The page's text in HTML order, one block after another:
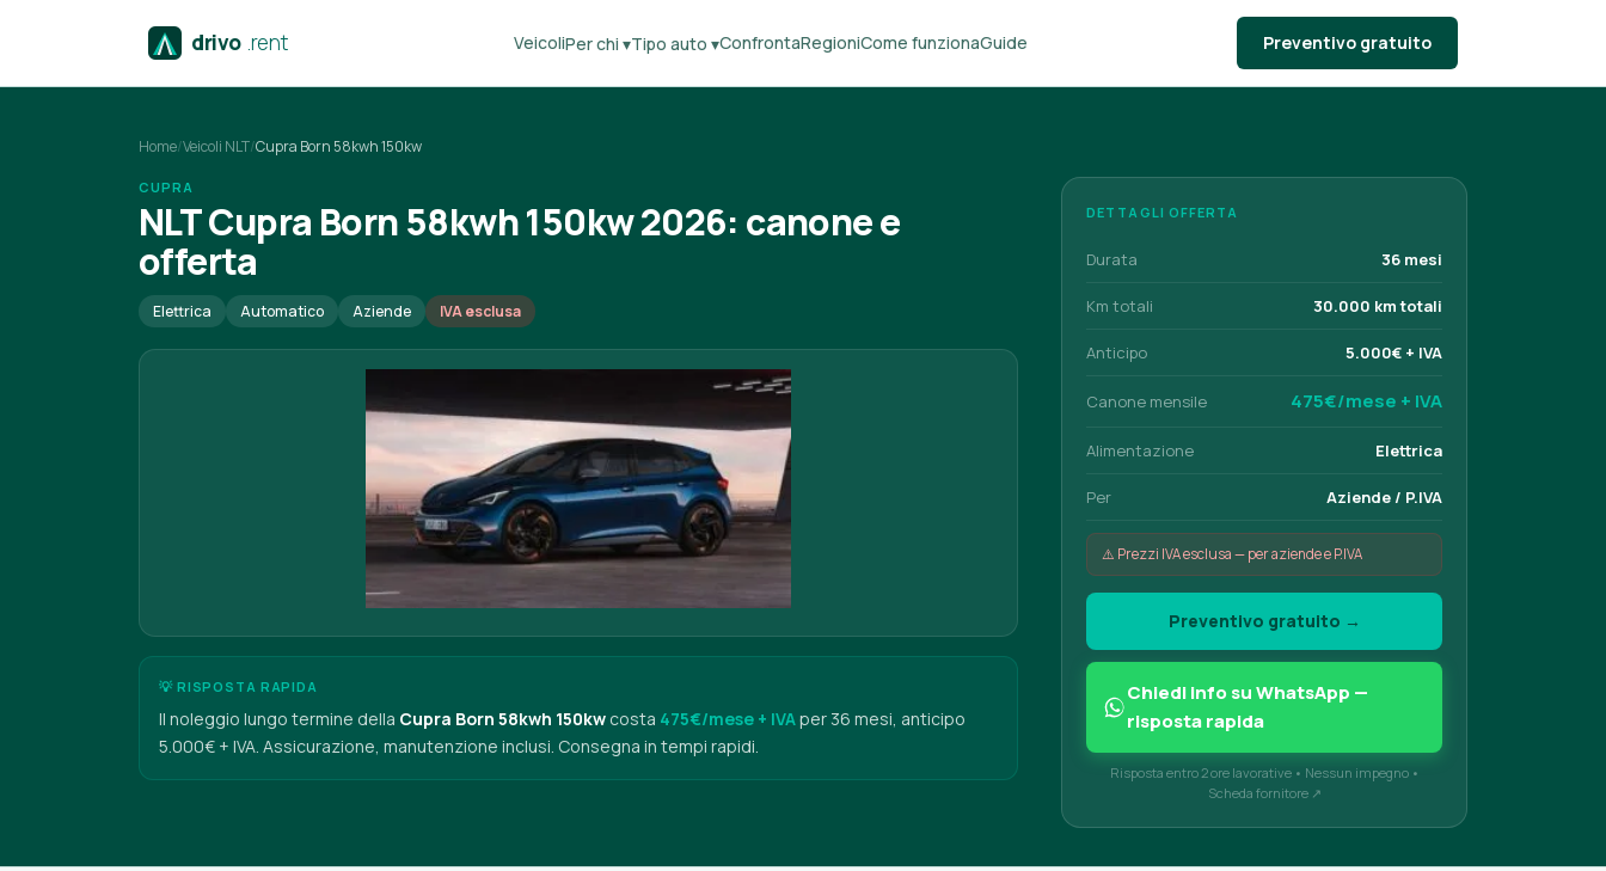
drivo .rent VeicoliPer chi ▾Tipo auto ▾ConfrontaRegioniCome funzionaGuide Preventivo gratuito
Home/Veicoli NLT/Cupra Born 58kwh 150kw
CUPRA
NLT Cupra Born 58kwh 150kw 2026: canone e
offerta
Elettrica Automatico Aziende IVA esclusa
💡 RISPOSTA RAPIDA
Il noleggio lungo termine della Cupra Born 58kwh 150kw costa 475€/mese + IVAper 36 mesi, anticipo
5.000€ + IVA. Assicurazione, manutenzione inclusi. Consegna in tempi rapidi.
DETTAGLI OFFERTA
Durata 36 mesi
Km totali 30.000 km totali
Anticipo 5.000€ + IVA
Canone mensile 475€/mese + IVA
Alimentazione Elettrica
Per Aziende / P.IVA
⚠️ Prezzi IVA esclusa — per aziende e P.IVA
Preventivo gratuito →
Chiedi info su WhatsApp —
risposta rapida
Risposta entro 2 ore lavorative • Nessun impegno •
Scheda fornitore ↗